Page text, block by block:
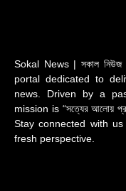
Sokal News | সকাল
portal dedicated to
news. Driven by a
mission is “সত্যের আলোয়
Stay connected with
fresh perspective.